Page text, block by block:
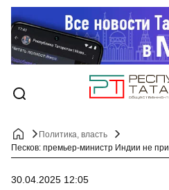
Политика, власть
30.04.2025 12:05